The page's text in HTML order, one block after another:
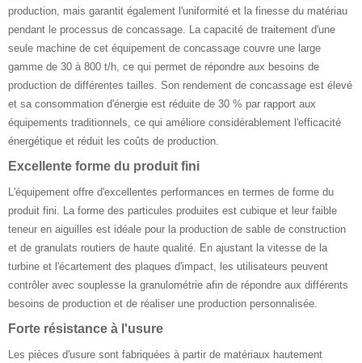
production, mais garantit également l'uniformité et la finesse du matériau
pendant le processus de concassage. La capacité de traitement d'une
seule machine de cet équipement de concassage couvre une large
gamme de 30 à 800 t/h, ce qui permet de répondre aux besoins de
production de différentes tailles. Son rendement de concassage est élevé
et sa consommation d'énergie est réduite de 30 % par rapport aux
équipements traditionnels, ce qui améliore considérablement l'efficacité
énergétique et réduit les coûts de production.
Excellente forme du produit fini
L'équipement offre d'excellentes performances en termes de forme du
produit fini. La forme des particules produites est cubique et leur faible
teneur en aiguilles est idéale pour la production de sable de construction
et de granulats routiers de haute qualité. En ajustant la vitesse de la
turbine et l'écartement des plaques d'impact, les utilisateurs peuvent
contrôler avec souplesse la granulométrie afin de répondre aux différents
besoins de production et de réaliser une production personnalisée.
Forte résistance à l'usure
Les pièces d'usure sont fabriquées à partir de matériaux hautement